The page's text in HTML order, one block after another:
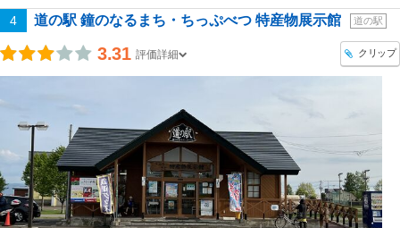
4 道の駅 鐘のなるまち・ちっぷべつ 特産物展示館 道の駅
3.31 評価詳細 クリップ